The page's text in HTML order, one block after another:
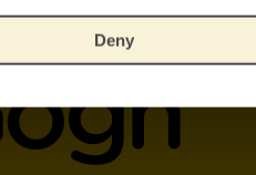
Deny